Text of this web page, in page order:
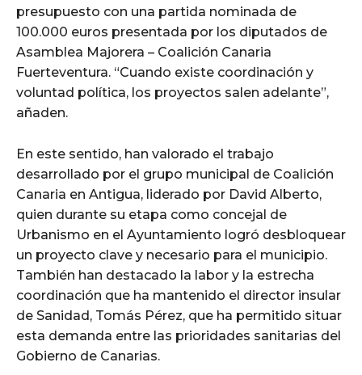
presupuesto con una partida nominada de
100.000 euros presentada por los diputados de
Asamblea Majorera – Coalición Canaria
Fuerteventura. “Cuando existe coordinación y
voluntad política, los proyectos salen adelante”,
añaden.
En este sentido, han valorado el trabajo
desarrollado por el grupo municipal de Coalición
Canaria en Antigua, liderado por David Alberto,
quien durante su etapa como concejal de
Urbanismo en el Ayuntamiento logró desbloquear
un proyecto clave y necesario para el municipio.
También han destacado la labor y la estrecha
coordinación que ha mantenido el director insular
de Sanidad, Tomás Pérez, que ha permitido situar
esta demanda entre las prioridades sanitarias del
Gobierno de Canarias.